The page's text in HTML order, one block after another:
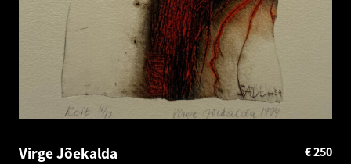
Virge Jõekalda
250
€